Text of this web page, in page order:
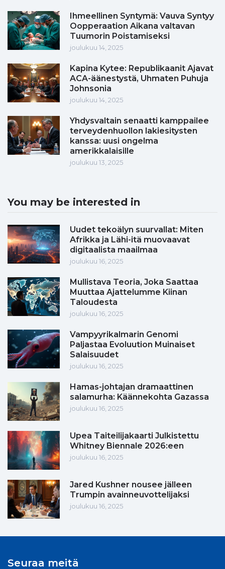
Ihmeellinen Syntymä: Vauva Syntyy
Oopperaation Aikana valtavan
Tuumorin Poistamiseksi
joulukuu 14, 2025
Kapina Kytee: Republikaanit Ajavat
ACA-äänestystä, Uhmaten Puhuja
Johnsonia
joulukuu 14, 2025
Yhdysvaltain senaatti kamppailee
terveydenhuollon lakiesitysten
kanssa: uusi ongelma
amerikkalaisille
joulukuu 13, 2025
You may be interested in
Uudet tekoälyn suurvallat: Miten
Afrikka ja Lähi-itä muovaavat
digitaalista maailmaa
joulukuu 16, 2025
Mullistava Teoria, Joka Saattaa
Muuttaa Ajattelumme Kiinan
Taloudesta
joulukuu 16, 2025
Vampyyrikalmarin Genomi
Paljastaa Evoluution Muinaiset
Salaisuudet
joulukuu 16, 2025
Hamas-johtajan dramaattinen
salamurha: Käännekohta Gazassa
joulukuu 16, 2025
Upea Taiteilijakaarti Julkistettu
Whitney Biennale 2026:een
joulukuu 16, 2025
Jared Kushner nousee jälleen
Trumpin avainneuvottelijaksi
joulukuu 16, 2025
Seuraa meitä